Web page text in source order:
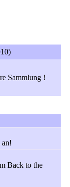
Sammlung !
an!
Back to the